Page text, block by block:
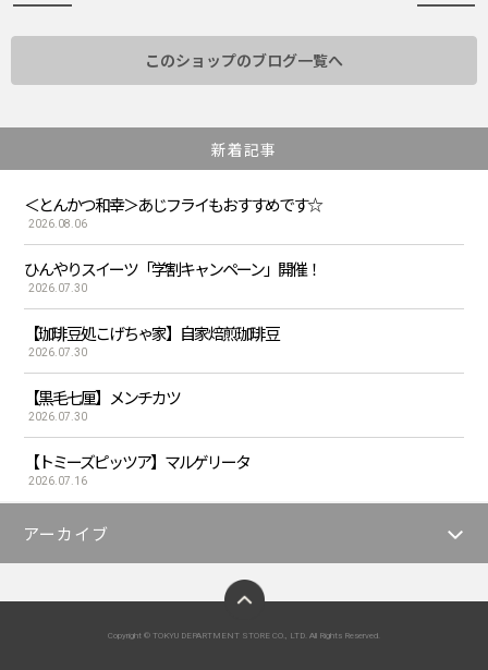
このショップのブログ一覧へ
新着記事
＜とんかつ和幸＞あじフライもおすすめです☆
2026.08.06
ひんやりスイーツ「学割キャンペーン」開催！
2026.07.30
【珈琲豆処こげちゃ家】自家焙煎珈琲豆
2026.07.30
【黒毛七厘】メンチカツ
2026.07.30
【トミーズピッツア】マルゲリータ
2026.07.16
アーカイブ
Copyright © TOKYU DEPARTMENT STORE CO., LTD. All Rights Reserved.